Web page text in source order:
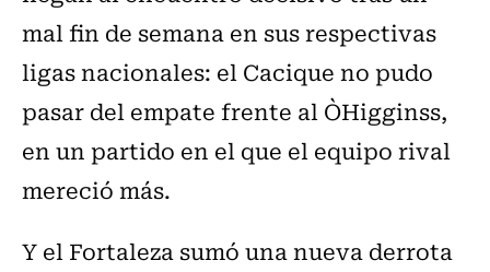
mal fin de semana en sus respectivas
ligas nacionales: el Cacique no pudo
pasar del empate frente al O`Higginss,
en un partido en el que el equipo rival
mereció más.
Y el Fortaleza sumó una nueva derrota